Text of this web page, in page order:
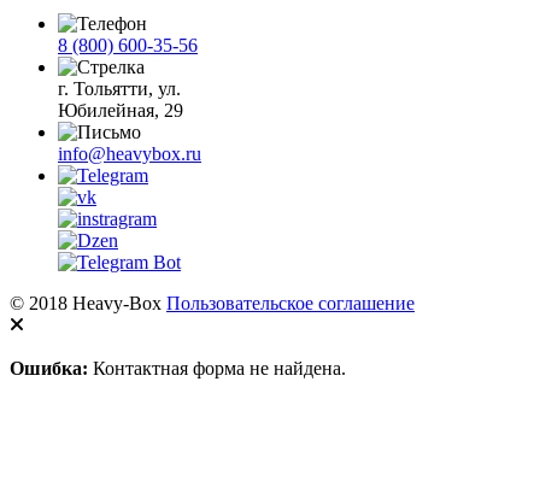
8 (800) 600-35-56
г. Тольятти, ул.
Юбилейная, 29
info@heavybox.ru
© 2018 Heavy-Box Пользовательское соглашение
Ошибка: Контактная форма не найдена.